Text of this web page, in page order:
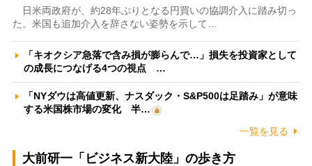
日米両政府が、約28年ぶりとなる円買いの協調介入に踏み切っ
た。米国も追加介入を辞さない姿勢を示して…
「キオクシア急落で含み損が膨らんで…」損失を投資家として
の成長につなげる4つの視点 …
「NYダウは高値更新、ナスダック・S&P500は足踏み」が意味
する米国株市場の変化 半…
一覧を見る
大前研一「ビジネス新大陸」の歩き方